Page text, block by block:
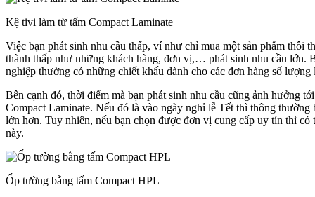
Kệ tivi làm từ tấm Compact Laminate
Việc bạn phát sinh nhu cầu thấp, ví như chỉ mua một sản phẩm thôi
thành thấp như những khách hàng, đơn vị,… phát sinh nhu cầu lớn.
nghiệp thường có những chiết khấu dành cho các đơn hàng số lượng
Bên cạnh đó, thời điểm mà bạn phát sinh nhu cầu cũng ảnh hưởng
Compact Laminate. Nếu đó là vào ngày nghỉ lễ Tết thì thông thường
lớn hơn. Tuy nhiên, nếu bạn chọn được đơn vị cung cấp uy tín thì có
này.
Ốp tường bằng tấm Compact HPL